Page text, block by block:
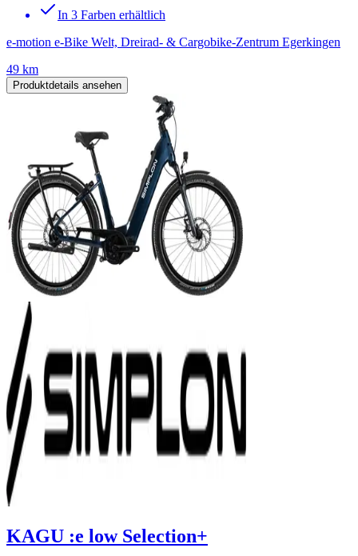
In 3 Farben erhältlich
e-motion e-Bike Welt, Dreirad- & Cargobike-Zentrum Egerkingen
49 km
Produktdetails ansehen
KAGU :e low Selection+